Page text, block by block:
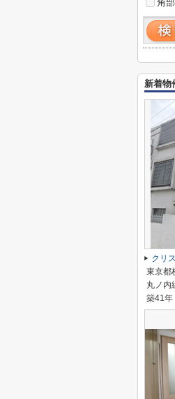
角
新着物
クリ
東京都
丸ノ内
築41年